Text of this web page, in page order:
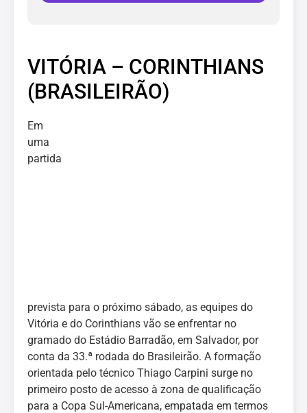
VITÓRIA – CORINTHIANS
(BRASILEIRÃO)
Em
uma
partida
prevista para o próximo sábado, as equipes do
Vitória e do Corinthians vão se enfrentar no
gramado do Estádio Barradão, em Salvador, por
conta da 33.ª rodada do Brasileirão. A formação
orientada pelo técnico Thiago Carpini surge no
primeiro posto de acesso à zona de qualificação
para a Copa Sul-Americana, empatada em termos